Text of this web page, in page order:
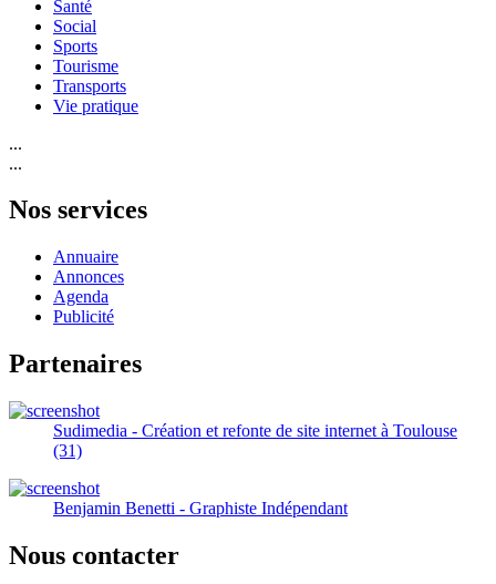
Santé
Social
Sports
Tourisme
Transports
Vie pratique
...
...
Nos services
Annuaire
Annonces
Agenda
Publicité
Partenaires
Sudimedia - Création et refonte de site internet à Toulouse
(31)
Benjamin Benetti - Graphiste Indépendant
Nous contacter